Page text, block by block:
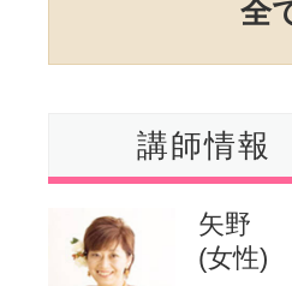
全
講師情報
矢野
(女性)